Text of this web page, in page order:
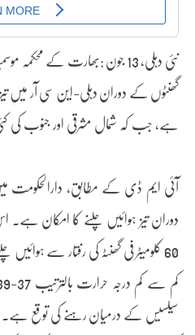
گھنٹوں کے دوران دہلی-این سی آر میں
ہے، جب کہ شمال مشرقی اور جنوب کی
60 کلومیٹر فی گھنٹہ کی رفتار سے